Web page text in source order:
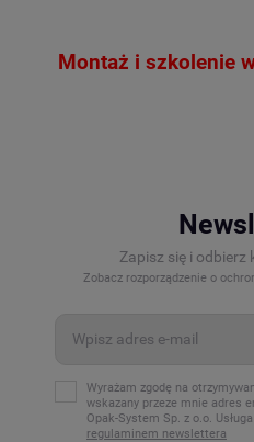
Montaż i szkolenie
Zapisz się i odbierz
Zobacz rozporządzenie o
Wyrażam zgodę na
wskazany przeze mnie adres
Opak-System Sp. z o.o.
regulaminem newslettera